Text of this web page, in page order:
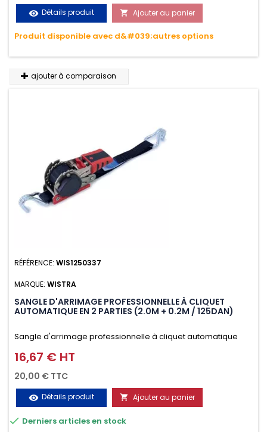
le transport. Matière polyester très résistante aux UV et aux
variations de températures, n'absorbe pas l'eau.
visibility Détails produit  Ajouter au panier
Produit disponible avec d&#039;autres options
ajouter à comparaison
RÉFÉRENCE: WIS1250337
MARQUE: WISTRA
SANGLE D'ARRIMAGE PROFESSIONNELLE À CLIQUET
AUTOMATIQUE EN 2 PARTIES (2.0M + 0.2M / 125DAN)
Sangle d'arrimage professionnelle à cliquet automatique
avec crochet deux doigts soudés en J en 2 parties (2.0M +
0.2M / 125daN), simple et rapide d'utilisation. Permet
d'arrimer et de sécuriser vos chargements pendant le
transport. Matière polyester très résistante aux UV et aux
variations de températures, n'absorbe pas l'eau.
Prix
16,67 € HT
20,00 € TTC
visibility Détails produit  Ajouter au panier
 Derniers articles en stock